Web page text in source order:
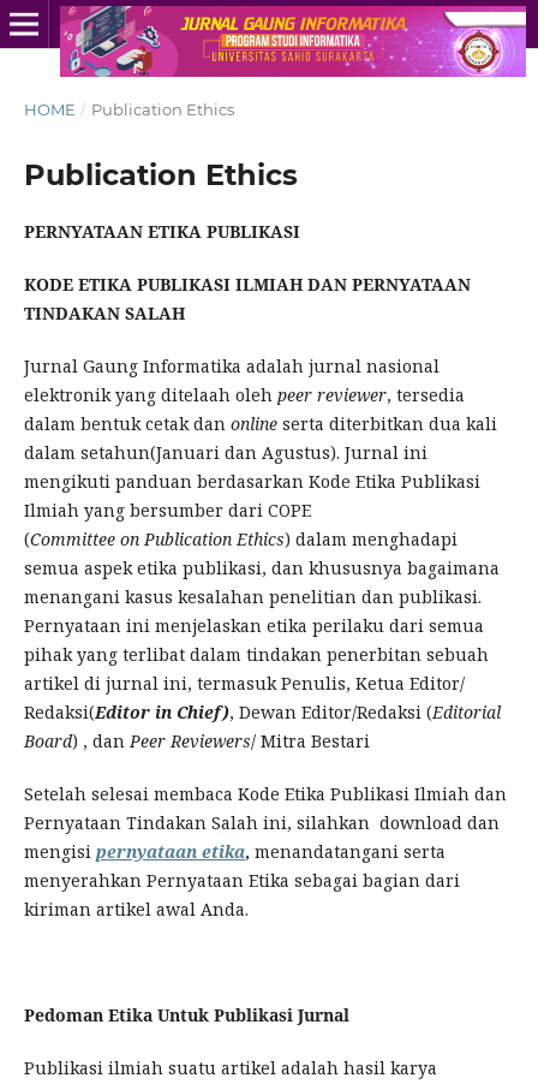
HOME / Publication Ethics
Publication Ethics
PERNYATAAN ETIKA PUBLIKASI
KODE ETIKA PUBLIKASI ILMIAH DAN PERNYATAAN
TINDAKAN SALAH
Jurnal Gaung Informatika adalah jurnal nasional
elektronik yang ditelaah oleh peer reviewer, tersedia
dalam bentuk cetak dan onlineserta diterbitkan dua kali
dalam setahun(Januari dan Agustus). Jurnal ini
mengikuti panduan berdasarkan Kode Etika Publikasi
Ilmiah yang bersumber dari COPE
(Committee on Publication Ethics) dalam menghadapi
semua aspek etika publikasi, dan khususnya bagaimana
menangani kasus kesalahan penelitian dan publikasi.
Pernyataan ini menjelaskan etika perilaku dari semua
pihak yang terlibat dalam tindakan penerbitan sebuah
artikel di jurnal ini, termasuk Penulis, Ketua Editor/
Redaksi(Editor in Chief), Dewan Editor/Redaksi (Editorial
Board) , danPeer Reviewers/ Mitra Bestari
Setelah selesai membaca Kode Etika Publikasi Ilmiah dan
Pernyataan Tindakan Salah ini, silahkan download dan
mengisi pernyataan etika, menandatangani serta
menyerahkan Pernyataan Etika sebagai bagian dari
kiriman artikel awal Anda.
Pedoman Etika Untuk Publikasi Jurnal
Publikasi ilmiah suatu artikel adalah hasil karya